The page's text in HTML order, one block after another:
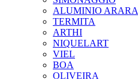
ALUMINIO ARARA
TERMITA
ARTHI
NIQUELART
VIEL
BOA
OLIVEIRA